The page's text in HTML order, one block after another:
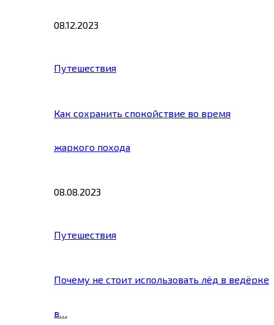
08.12.2023
Путешествия
Как сохранить спокойствие во время
жаркого похода
08.08.2023
Путешествия
Почему не стоит использовать лёд в ведёрке
в…